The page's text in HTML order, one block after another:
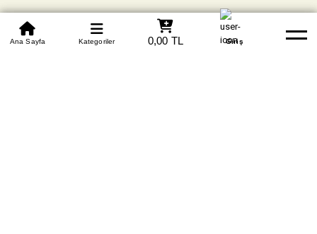
0850 305 09 70
Beden Tablosu Banka Hesapları Whatsapp Yardım
Ana Sayfa Kategoriler 0,00 TL Giriş